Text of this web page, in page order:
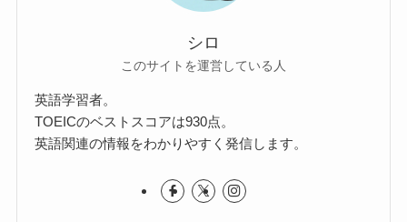
シロ
このサイトを運営している人
英語学習者。
TOEICのベストスコアは930点。
英語関連の情報をわかりやすく発信します。